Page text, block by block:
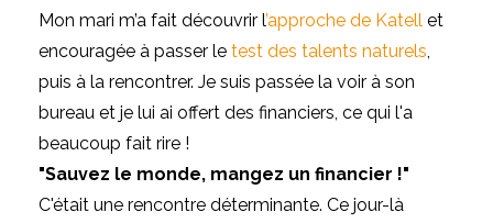
Mon mari m’a fait découvrir l’approche de Katell et
encouragée à passer le test des talents naturels
puis à la rencontrer. Je suis passée la voir à son
bureau et je lui ai offert des financiers, ce qui l'a
beaucoup fait rire !
"Sauvez le monde, mangez un financier !"
C'était une rencontre déterminante. Ce jour-là